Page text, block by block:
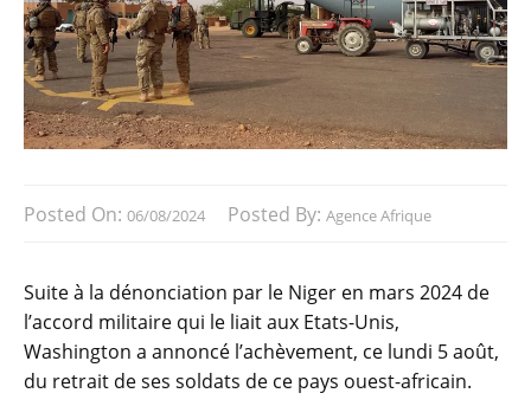
Posted On: 06/08/2024 Posted By: Agence Afrique
Suite à la dénonciation par le Niger en mars 2024 de
l’accord militaire qui le liait aux Etats-Unis,
Washington a annoncé l’achèvement, ce lundi 5 août,
du retrait de ses soldats de ce pays ouest-africain.